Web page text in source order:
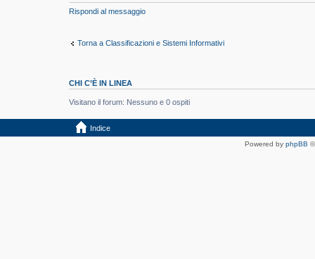
Rispondi al messaggio
Torna a Classificazioni e Sistemi Informativi
CHI C’È IN LINEA
Visitano il forum: Nessuno e 0 ospiti
Indice
Powered by phpBB